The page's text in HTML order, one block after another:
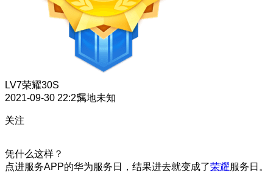
LV7荣耀30S
2021-09-30 22:25属地未知
关注
凭什么这样？
点进服务APP的华为服务日，结果进去就变成了荣耀服务日。